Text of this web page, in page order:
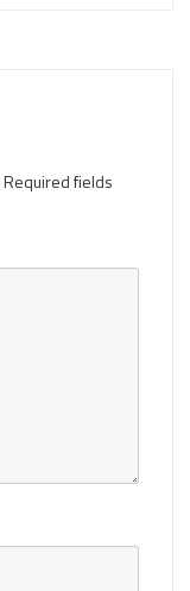
Required fields